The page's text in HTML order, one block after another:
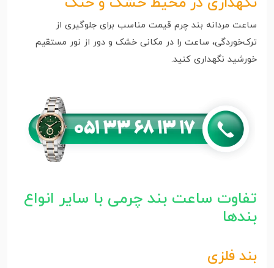
ساعت مردانه بند چرم قیمت مناسب برای جلوگیری از
ترک‌خوردگی، ساعت را در مکانی خشک و دور از نور مستقیم
خورشید نگهداری کنید.
تفاوت ساعت بند چرمی با سایر انواع
بندها
بند فلزی